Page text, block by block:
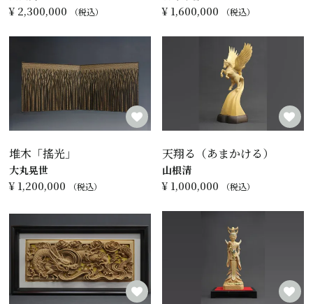
¥ 2,300,000 税込 ¥ 1,600,000 税込
堆木「搖光」
¥ 1,200,000 税込
大丸晃世
天翔る（あまかける）
¥ 1,000,000 税込
山根清